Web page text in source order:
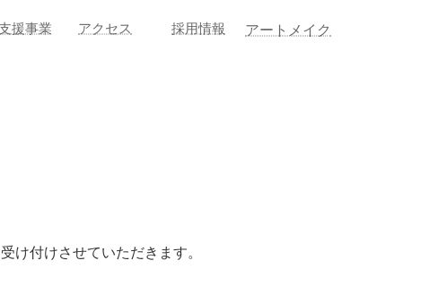
援事業 アクセス 採用情報 アートメイク
け付けさせていただきます。